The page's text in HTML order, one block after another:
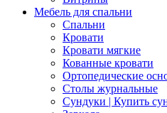
Мебель для спальни
Спальни
Кровати
Кровати мягкие
Кованные кровати
Ортопедические
Столы журнальные
Сундуки | Купить